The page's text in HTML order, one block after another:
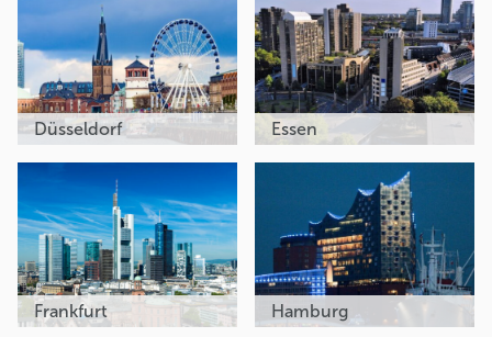
Düsseldorf Essen
Frankfurt Hamburg